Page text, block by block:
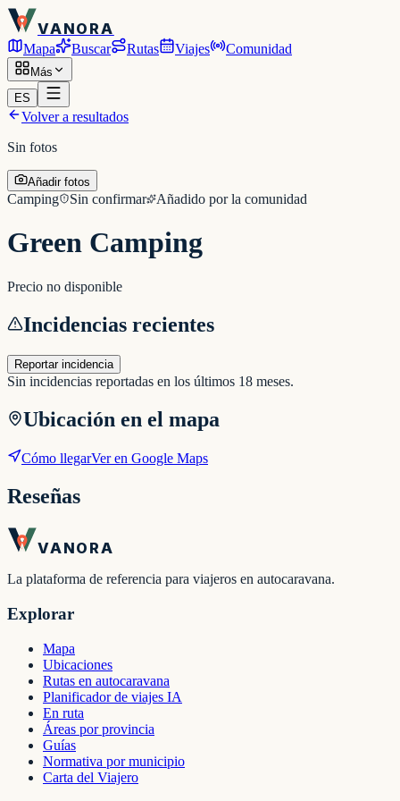
VANORA
Mapa Buscar Rutas Viajes Comunidad
Más
ES
Volver a resultados
Sin fotos
Añadir fotos
Camping Sin confirmar Añadido por la comunidad
Green Camping
Precio no disponible
Incidencias recientes
Reportar incidencia
Sin incidencias reportadas en los últimos 18 meses.
Ubicación en el mapa
Cómo llegarVer en Google Maps
Reseñas
VANORA
La plataforma de referencia para viajeros en autocaravana.
Explorar
Mapa
Ubicaciones
Rutas en autocaravana
Planificador de viajes IA
En ruta
Áreas por provincia
Guías
Normativa por municipio
Carta del Viajero